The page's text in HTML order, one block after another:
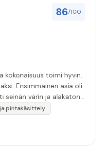
86/100
kokonaisuus toimi hyvin.
Ensimmäinen asia oli
seinän värin ja alakaton
Hyvä toki että siinä
tähän huomiota.
pintakäsittely